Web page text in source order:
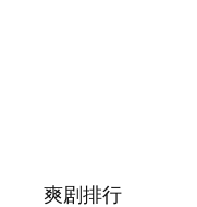
爽剧排行